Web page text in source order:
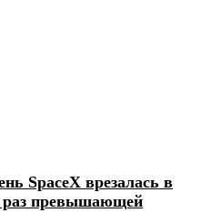
SpaceX врезалась в
раз превышающей